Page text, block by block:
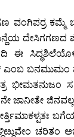
ವಂಗಿಪರ್ರ
ಈ
ಭೀಮತನುಜಂ
ಚರಿತಂ